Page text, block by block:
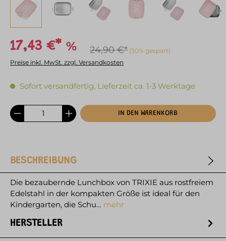
17,43 €* % 24,90 €* (30% gespart)
Preise inkl. MwSt. zzgl. Versandkosten
Sofort versandfertig, Lieferzeit ca. 1-3 Werktage
IN DEN WARENKORB
BESCHREIBUNG
Die bezaubernde Lunchbox von TRIXIE aus rostfreiem
Edelstahl in der kompakten Größe ist ideal für den
Kindergarten, die Schu… mehr
HERSTELLER